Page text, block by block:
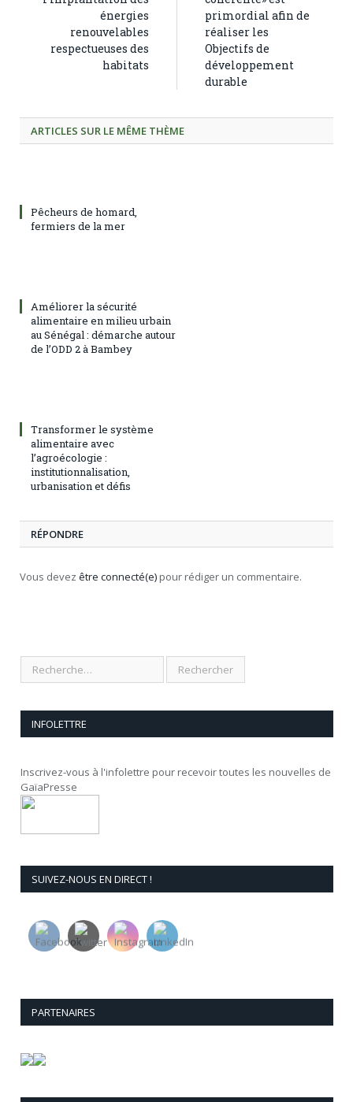
énergies
renouvelables
respectueuses des
habitats
primordial afin de
réaliser les
Objectifs de
développement
durable
ARTICLES SUR LE MÊME THÈME
Pêcheurs de homard,
fermiers de la mer
Améliorer la sécurité
alimentaire en milieu urbain
au Sénégal : démarche autour
de l’ODD 2 à Bambey
Transformer le système
alimentaire avec
l’agroécologie :
institutionnalisation,
urbanisation et défis
RÉPONDRE
Vous devez être connecté(e) pour rédiger un commentaire.
INFOLETTRE
Inscrivez-vous à l'infolettre pour recevoir toutes les nouvelles de
GaïaPresse
SUIVEZ-NOUS EN DIRECT !
PARTENAIRES